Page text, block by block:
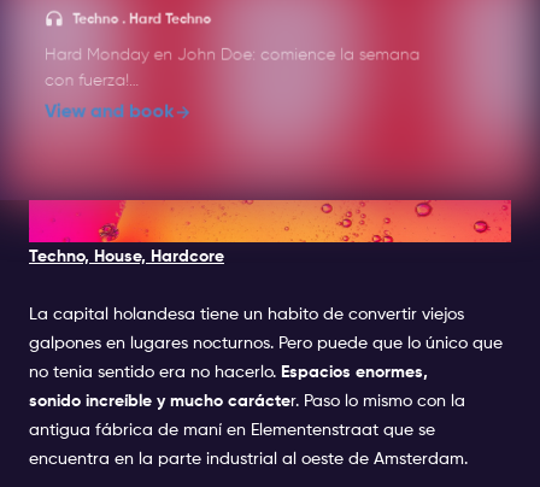
Techno . Hard Techno
Hard Monday en John Doe: comience la semana
con fuerza!
empezar la semana con fuerza. Con los mejores
DJ de hard techno e industrial, este evento es
para aquellos que anhelan música intensa y
terminado: Hard Monday en John Doe es donde
comienza la verdadera fiesta.
John Doe es el lugar donde la música y la
iluminación de alta gama, John Doe lleva la
experiencia del club a un nivel completamente
View and book
2. H7 WAREHOUSE
Techno, House, Hardcore
La capital holandesa tiene un habito de convertir viejos
galpones en lugares nocturnos. Pero puede que lo único que
no tenia sentido era no hacerlo. Espacios enormes,
sonido increíble y mucho carácter. Paso lo mismo con la
antigua fábrica de maní en Elementenstraat que se
encuentra en la parte industrial al oeste de Amsterdam.